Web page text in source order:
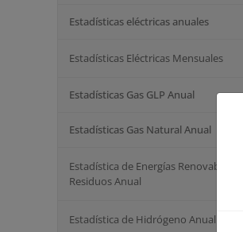
Estadísticas eléctricas anuales
Estadísticas Eléctricas Mensuales
Estadísticas Gas GLP Anual
Estadísticas Gas Natural Anual
Estadística de Energías Renovables y
Residuos Anual
Estadística de Hidrógeno Anual